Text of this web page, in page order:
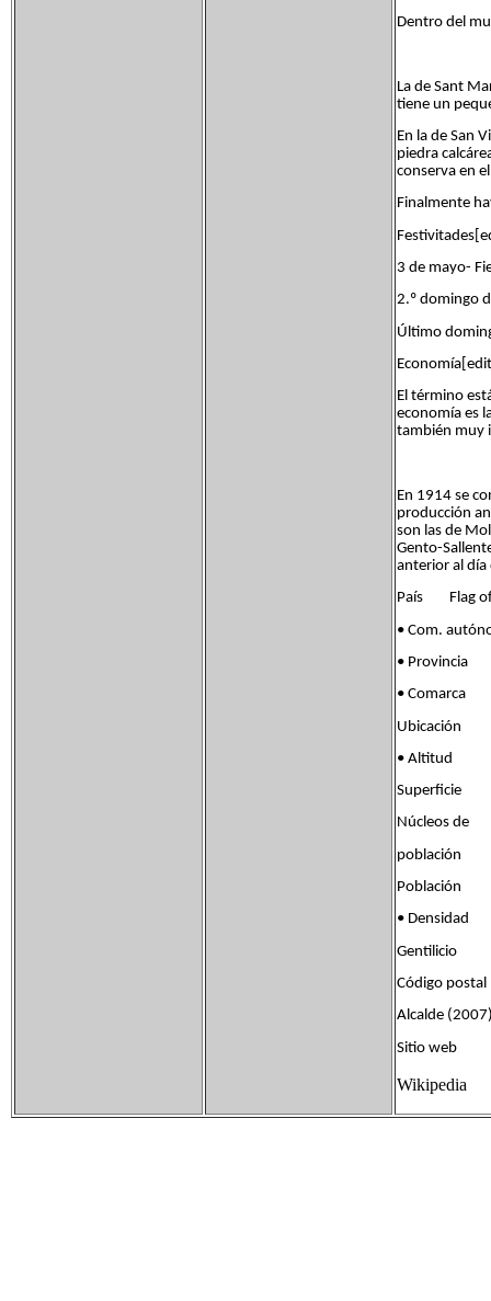
Dentro del
La de Sant
tiene un
En la de San
piedra
conserva en
Finalmente
3 de mayo-
2.º domingo
Último
El término
economía es
también muy
En 1914 se
producción
son las de
Gento-
anterior al día
País Flag of
• Com.
• Provincia
• Comarca
Ubicación
• Altitud
Superficie
Núcleos de
Población
• Densidad
Gentilicio
Código
Alcalde
Sitio web
Wikipedia